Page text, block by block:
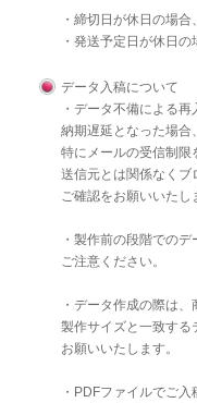
・締切日が休日の場
・発送予定日が休日
データ入稿について
・データ不備による
納期遅延となった場合
特にメールの受信制限
送信元とは関係なくブ
ご確認をお願いいた
・製作前の段階での
ご注意ください。
・データ作成の際は
製作サイズと一致する
お願いいたします。
・PDFファイルでご